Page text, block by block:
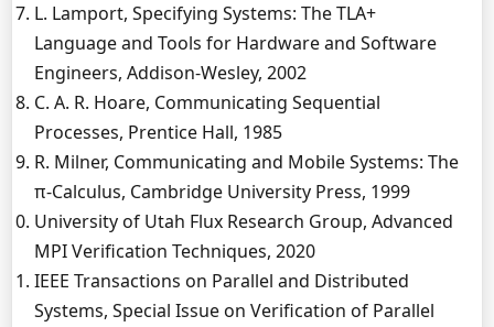
L. Lamport, Specifying Systems: The TLA+
Language and Tools for Hardware and Software
Engineers, Addison-Wesley, 2002
C. A. R. Hoare, Communicating Sequential
Processes, Prentice Hall, 1985
R. Milner, Communicating and Mobile Systems: The
π-Calculus, Cambridge University Press, 1999
University of Utah Flux Research Group, Advanced
MPI Verification Techniques, 2020
IEEE Transactions on Parallel and Distributed
Systems, Special Issue on Verification of Parallel